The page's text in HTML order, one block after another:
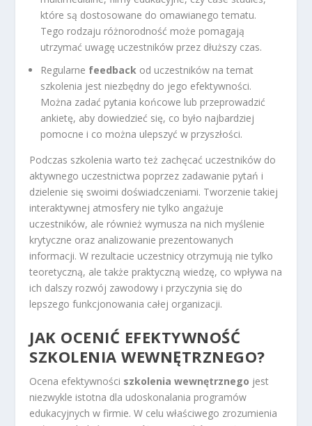
które są dostosowane do omawianego tematu.
Tego rodzaju różnorodność może pomagają
utrzymać uwagę uczestników przez dłuższy czas.
Regularne feedback od uczestników na temat
szkolenia jest niezbędny do jego efektywności.
Można zadać pytania końcowe lub przeprowadzić
ankietę, aby dowiedzieć się, co było najbardziej
pomocne i co można ulepszyć w przyszłości.
Podczas szkolenia warto też zachęcać uczestników do
aktywnego uczestnictwa poprzez zadawanie pytań i
dzielenie się swoimi doświadczeniami. Tworzenie takiej
interaktywnej atmosfery nie tylko angażuje
uczestników, ale również wymusza na nich myślenie
krytyczne oraz analizowanie prezentowanych
informacji. W rezultacie uczestnicy otrzymują nie tylko
teoretyczną, ale także praktyczną wiedzę, co wpływa na
ich dalszy rozwój zawodowy i przyczynia się do
lepszego funkcjonowania całej organizacji.
JAK OCENIĆ EFEKTYWNOŚĆ
SZKOLENIA WEWNĘTRZNEGO?
Ocena efektywności szkolenia wewnętrznego jest
niezwykle istotna dla udoskonalania programów
edukacyjnych w firmie. W celu właściwego zrozumienia